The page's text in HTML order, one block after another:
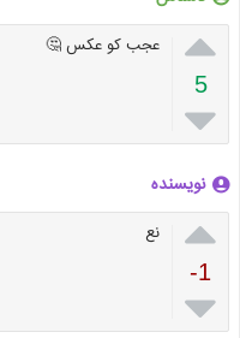

5

عجب کو عکس 🤔
نویسنده

-1

نع